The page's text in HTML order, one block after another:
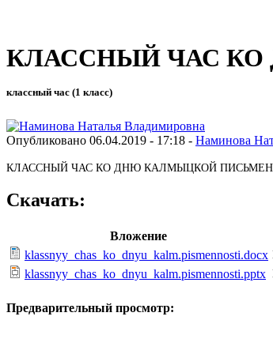
КЛАССНЫЙ ЧАС
классный час (1 класс)
Опубликовано 06.04.2019 - 17:18 - Наминова
КЛАССНЫЙ ЧАС КО ДНЮ КАЛМЫЦКОЙ
Скачать:
Вложение
klassnyy_chas_ko_dnyu_kalm.pismennosti.docx
klassnyy_chas_ko_dnyu_kalm.pismennosti.pptx
Предварительный просмотр: